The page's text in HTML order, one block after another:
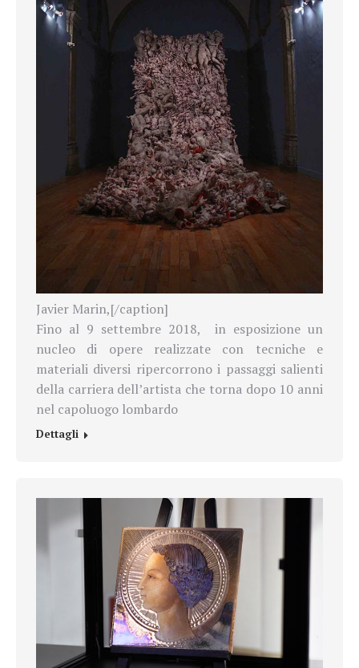
Javier Marin,[/caption]
Fino al 9 settembre 2018,
in esposizione un
nucleo di opere realizzate con tecniche e
materiali diversi ripercorrono i passaggi salienti
della carriera dell’artista che torna dopo 10 anni
nel capoluogo lombardo
Dettagli